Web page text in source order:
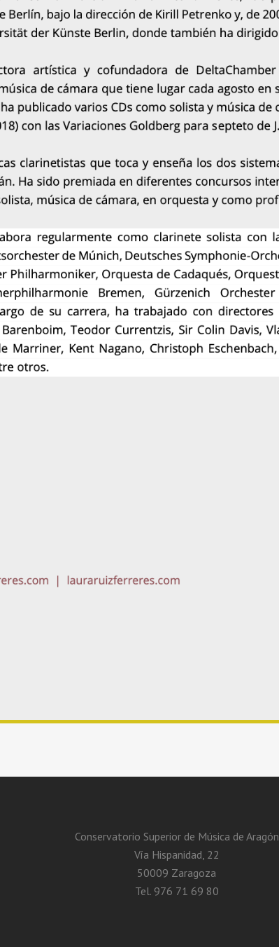
Conservatorio Superior de Música de Aragón
Vía Hispanidad, 22
50009 Zaragoza
Tel. 976 71 69 80